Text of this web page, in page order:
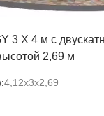
3 Х 4 м с
2,69 м
4,12х3х2,69